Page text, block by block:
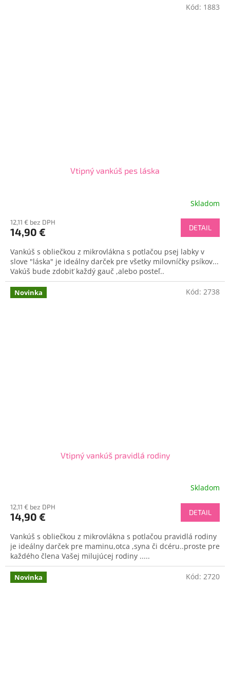
Vtipný vankúš pes láska
Skladom
12,11 € bez DPH
14,90 € DETAIL
Vankúš s obliečkou z mikrovlákna s potlačou psej labky v
slove "láska" je ideálny darček pre všetky milovníčky psíkov...
Vakúš bude zdobiť každý gauč ,alebo posteľ..
Kód: 1883
Novinka
Vtipný vankúš pravidlá rodiny
Skladom
12,11 € bez DPH
14,90 € DETAIL
Vankúš s obliečkou z mikrovlákna s potlačou pravidlá rodiny
je ideálny darček pre maminu,otca ,syna či dcéru..proste pre
každého člena Vašej milujúcej rodiny .....
Kód: 2738
Novinka Kód: 2720